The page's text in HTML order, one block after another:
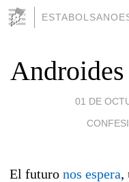
01 DE
El futuro nos espera,